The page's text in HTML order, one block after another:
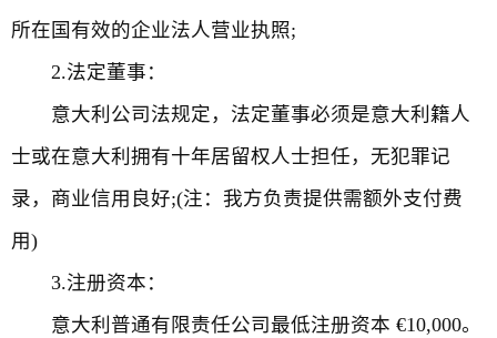
所在国有效的企业法人营业执照;
2.法定董事：
意大利公司法规定，法定董事必须是意大利籍人
士或在意大利拥有十年居留权人士担任，无犯罪记
录，商业信用良好;(注：我方负责提供需额外支付费
用)
3.注册资本：
意大利普通有限责任公司最低注册资本 €10,000。